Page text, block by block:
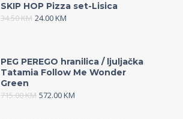
SKIP HOP Pizza set-Lisica
34.50KM 24.00KM
PEG PEREGO hranilica / ljuljačka
Tatamia Follow Me Wonder
Green
715.00KM 572.00KM